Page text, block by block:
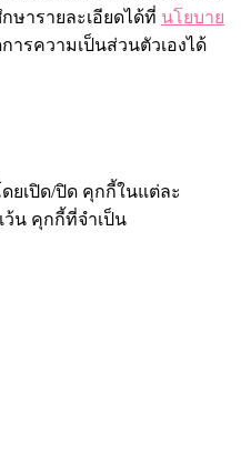
ารายละเอียดได้ที่ นโยบาย
ารความเป็นส่วนตัวเองได้
ยเปิด/ปิด คุกกี้ในแต่ละ
ว้น คุกกี้ที่จำเป็น